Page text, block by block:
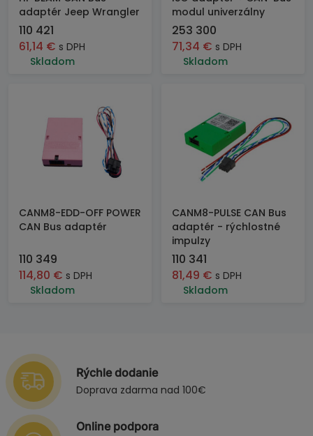
adaptér Jeep Wrangler
110 421
61,14 € s DPH
Skladom
modul univerzálny
253 300
71,34 € s DPH
Skladom
CANM8-EDD-OFF POWER
CAN Bus adaptér
110 349
114,80 € s DPH
Skladom
CANM8-PULSE CAN Bus
adaptér - rýchlostné
impulzy
110 341
81,49 € s DPH
Skladom
Rýchle dodanie
Doprava zdarma nad 100€
Online podpora